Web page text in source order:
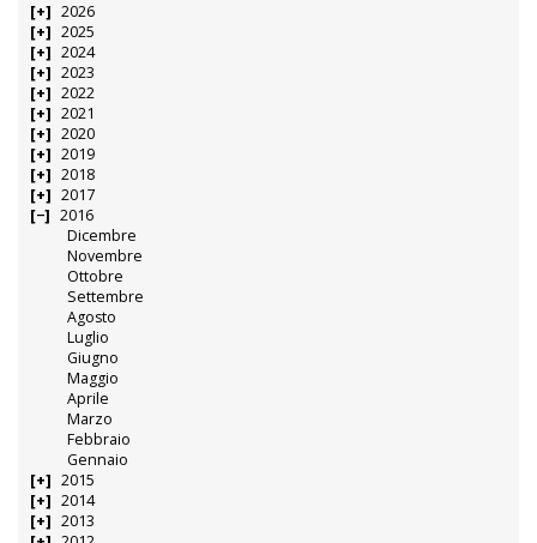
2026
2025
2024
2023
2022
2021
2020
2019
2018
2017
2016
Dicembre
Novembre
Ottobre
Settembre
Agosto
Luglio
Giugno
Maggio
Aprile
Marzo
Febbraio
Gennaio
2015
2014
2013